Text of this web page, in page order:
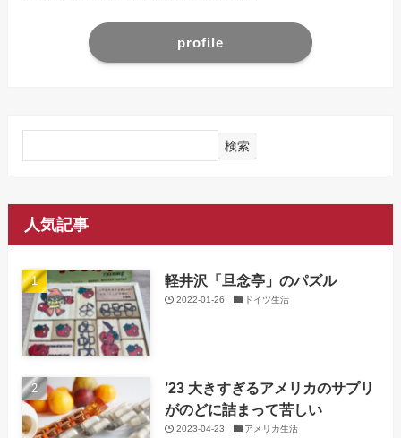
profile
検索
人気記事
軽井沢「旦念亭」のパズル
2022-01-26 ドイツ生活
’23 大きすぎるアメリカのサプリ
がのどに詰まって苦しい
2023-04-23 アメリカ生活